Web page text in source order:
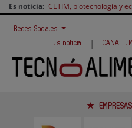
Es noticia: CETIM, biotecnología y
Redes Sociales
Es noticia
| CANAL